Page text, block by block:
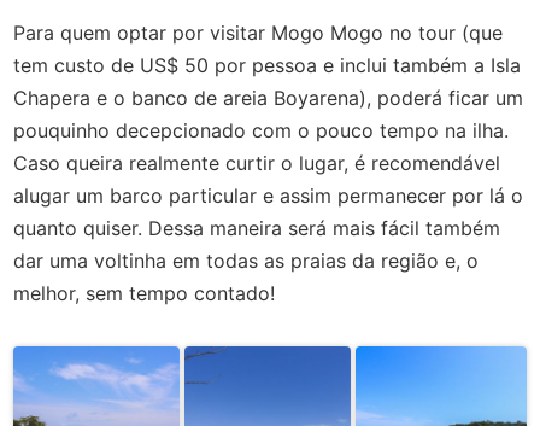
Para quem optar por visitar Mogo Mogo no tour (que
tem custo de US$ 50 por pessoa e inclui também a Isla
Chapera e o banco de areia Boyarena), poderá ficar um
pouquinho decepcionado com o pouco tempo na ilha.
Caso queira realmente curtir o lugar, é recomendável
alugar um barco particular e assim permanecer por lá o
quanto quiser. Dessa maneira será mais fácil também
dar uma voltinha em todas as praias da região e, o
melhor, sem tempo contado!